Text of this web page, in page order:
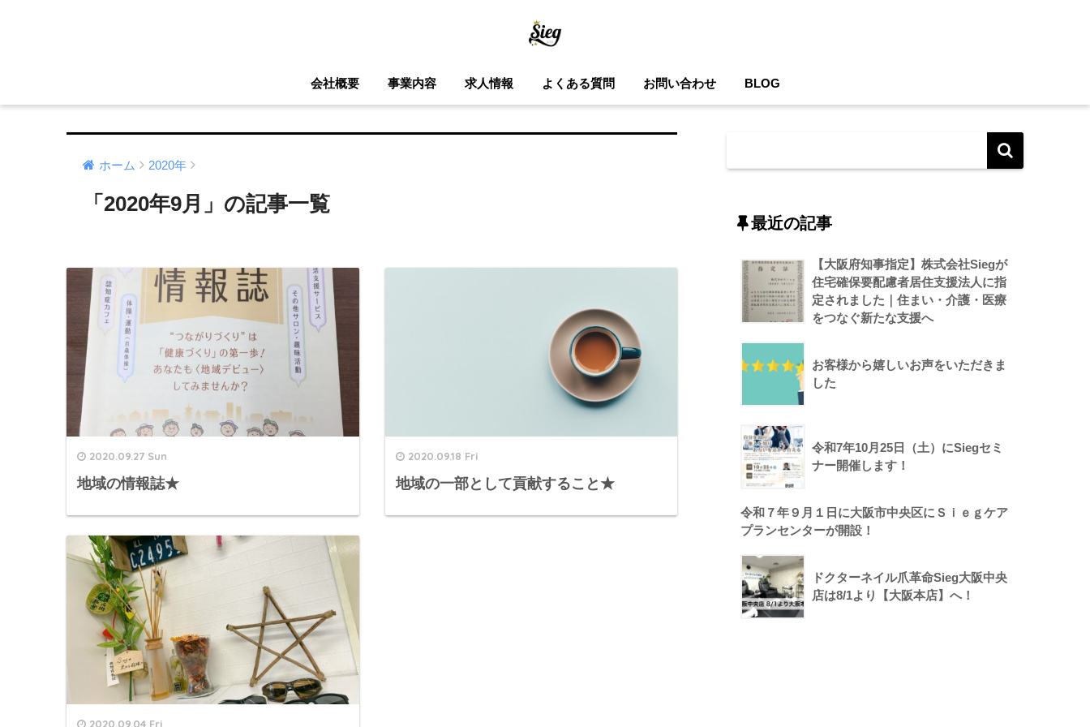
会社概要 事業内容 求人情報 よくある質問 お問い合わせ BLOG
ホーム 2020年
「2020年9月」の記事一覧
2020.09.27 Sun
地域の情報誌★
2020.09.18 Fri
地域の一部として貢献すること★
2020.09.04 Fri
最近の記事
【大阪府知事指定】株式会社Siegが
住宅確保要配慮者居住支援法人に指
定されました｜住まい・介護・医療
をつなぐ新たな支援へ
お客様から嬉しいお声をいただきま
した
令和7年10月25日（土）にSiegセミ
ナー開催します！
令和７年９月１日に大阪市中央区にＳｉｅｇケア
プランセンターが開設！
ドクターネイル爪革命Sieg大阪中央
店は8/1より【大阪本店】へ！